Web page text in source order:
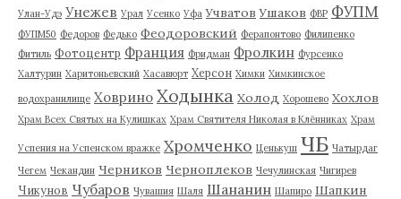
Улан-Удэ Унежев Урал Усенко Уфа Учватов Ушаков ФВР ФУПМ
ФУПМ50 Федоров Федько Феодоровский Ферапонтово Филипенко
Фитиль Фотоцентр Франция Фридман Фролкин Фурсенко
Халтурин Харитоньевский Хасавюрт Херсон Химки Химкинское
водохранилище Ховрино Ходынка Холод Хорошево Хохлов
Храм Всех Святых на Кулишках Храм Святителя Николая в Клённиках Храм
Успения на Успенском вражке Хромченко Ценькуш ЧБ Чатырдаг
Чегем Чекандин Черников Черноплеков Чечулинская Чигирев
Чикунов Чубаров Чувашия Шаля Шананин Шапиро Шапкин